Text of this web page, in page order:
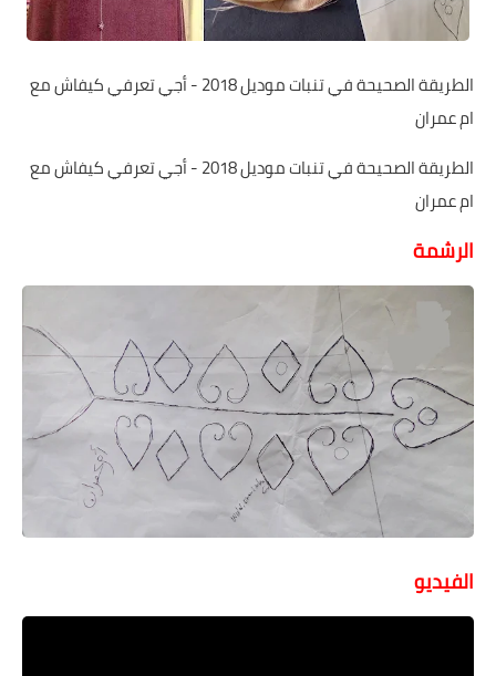
الطريقة الصحيحة في تنبات موديل 2018 - أجي تعرفي كيفاش مع
ام عمران
الطريقة الصحيحة في تنبات موديل 2018 - أجي تعرفي كيفاش مع
ام عمران
الرشمة
الفيديو